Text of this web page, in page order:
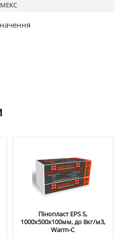
Пінопласт EPS S,
1000х500х100мм, до 8кг/м3,
Warm-C